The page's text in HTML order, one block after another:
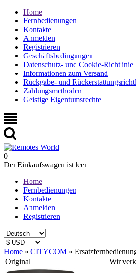
Home
Fernbedienungen
Kontakte
Anmelden
Registrieren
Geschäftsbedingungen
Datenschutz- und Cookie-Richtlinie
Informationen zum Versand
Rückgabe- und
Zahlungsmethoden
Geistige Eigentumsrechte
0
Der Einkaufswagen ist leer
Home
Fernbedienungen
Kontakte
Anmelden
Registrieren
Home » CITYCOM »
Original
Wir